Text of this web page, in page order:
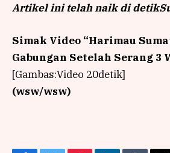
Artikel ini telah naik di
Simak Video “Harimau
Gabungan Setelah Serang 3
[Gambas:Video 20detik]
(wsw/wsw)